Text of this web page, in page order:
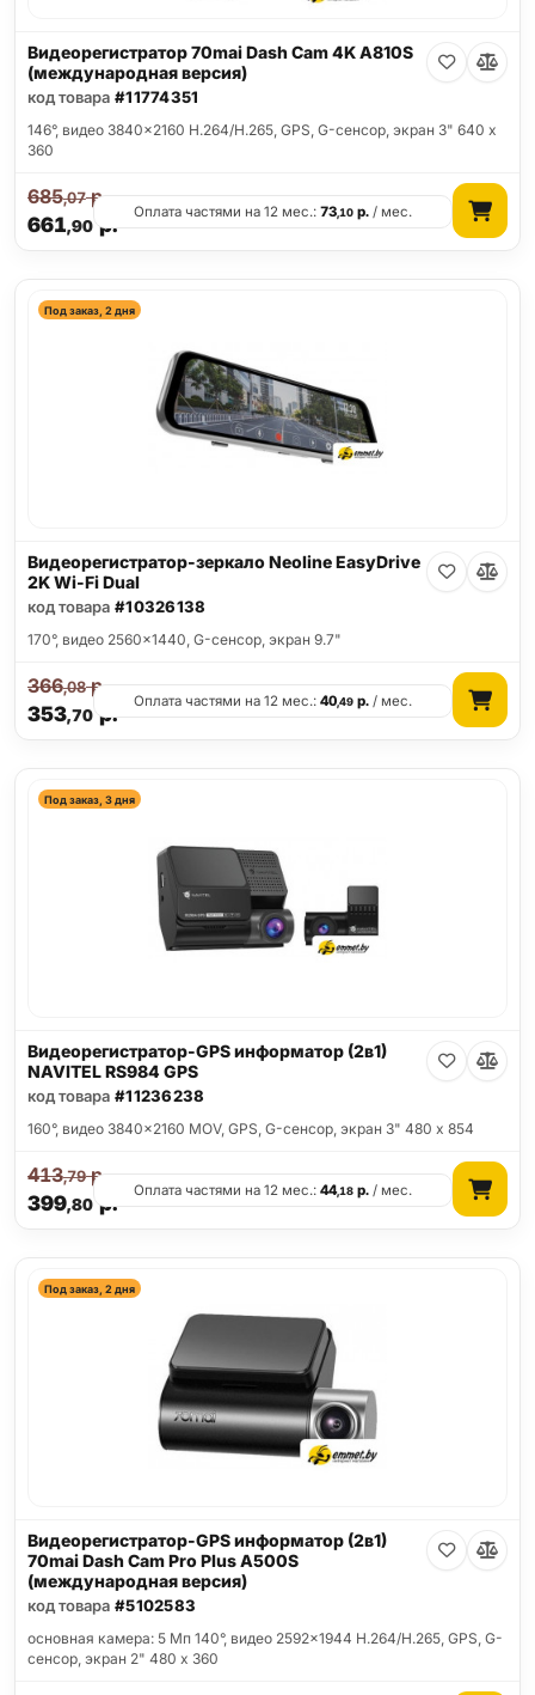
Видеорегистратор 70mai Dash Cam 4K A810S
(международная версия)
код товара #11774351
146°, видео 3840x2160 H.264/H.265, GPS, G-сенсор, экран 3" 640 x
360
661,90р.
685,07р.
Оплата частями на 12 мес.:73,10 р. / мес.
Под заказ, 2 дня
Видеорегистратор-зеркало Neoline EasyDrive
2K Wi-Fi Dual
код товара #10326138
170°, видео 2560x1440, G-сенсор, экран 9.7"
353,70р.
366,08р.
Оплата частями на 12 мес.:40,49 р. / мес.
Под заказ, 3 дня
Видеорегистратор-GPS информатор (2в1)
NAVITEL RS984 GPS
код товара #11236238
160°, видео 3840x2160 MOV, GPS, G-сенсор, экран 3" 480 x 854
399,80р.
413,79р.
Оплата частями на 12 мес.:44,18 р. / мес.
Под заказ, 2 дня
Видеорегистратор-GPS информатор (2в1)
70mai Dash Cam Pro Plus A500S
(международная версия)
код товара #5102583
основная камера: 5 Мп 140°, видео 2592x1944 H.264/H.265, GPS, G-
сенсор, экран 2" 480 x 360